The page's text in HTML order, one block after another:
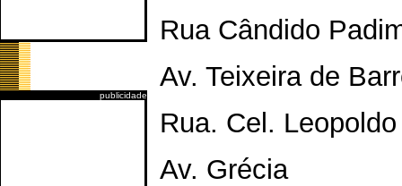
publicidade
Rua Cândido
Av. Teixeira de
Rua. Cel.
Av. Grécia